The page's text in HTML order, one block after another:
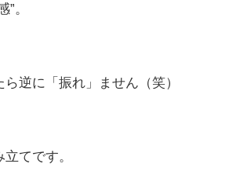
”。
逆に「振れ」ません（笑）
てです。